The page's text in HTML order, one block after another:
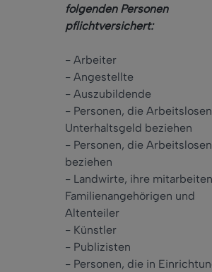
folgenden Personen
pflichtversichert:
- Arbeiter
- Angestellte
- Auszubildende
- Personen, die
Unterhaltsgeld beziehen
- Personen, die
beziehen
- Landwirte, ihre
Familienangehörigen und
Altenteiler
- Künstler
- Publizisten
- Personen, die in